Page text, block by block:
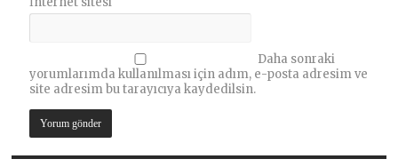
Daha sonraki
yorumlarımda kullanılması için adım, e-posta adresim ve
site adresim bu tarayıcıya kaydedilsin.